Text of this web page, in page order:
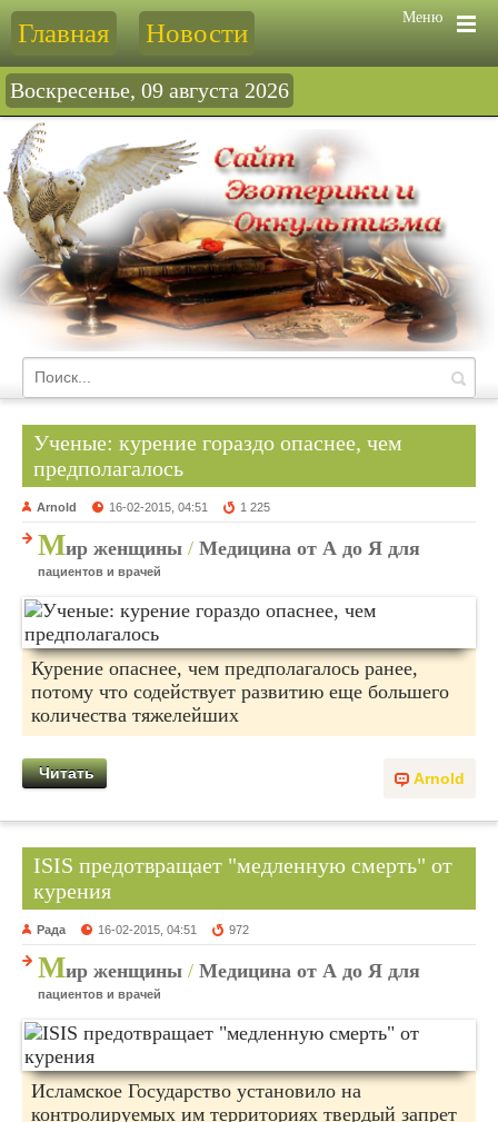
Меню
Главная Новости
Воскресенье, 09 августа 2026
Ученые: курение гораздо опаснее, чем
предполагалось
Arnold 16-02-2015, 04:51 1 225
Мир женщины / Медицина от А до Я для
пациентов и врачей
Курение опаснее, чем предполагалось ранее,
потому что содействует развитию еще большего
количества тяжелейших
Arnold
Читать
ISIS предотвращает "медленную смерть" от
курения
Рада 16-02-2015, 04:51 972
Мир женщины / Медицина от А до Я для
пациентов и врачей
Исламское Государство установило на
контролируемых им территориях твердый запрет